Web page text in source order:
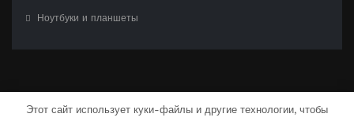
Ноутбуки и планшеты
Этот сайт использует куки-файлы и другие технологии, чтобы